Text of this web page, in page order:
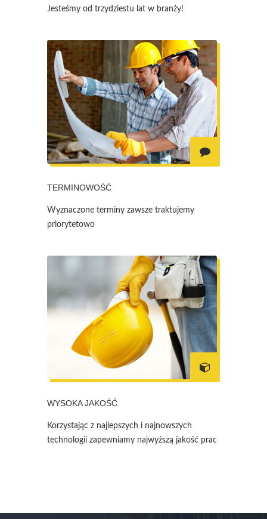
Jesteśmy od trzydziestu lat w branży!
TERMINOWOŚĆ
Wyznaczone terminy zawsze traktujemy
priorytetowo
WYSOKA JAKOŚĆ
Korzystając z najlepszych i najnowszych
technologii zapewniamy najwyższą jakość prac